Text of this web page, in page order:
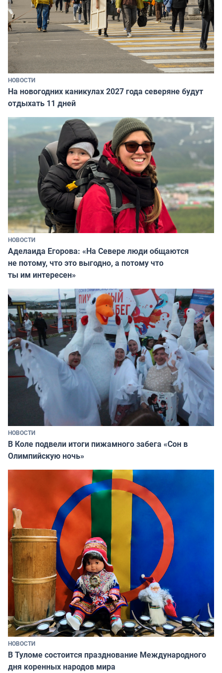
НОВОСТИ
На новогодних каникулах 2027 года северяне будут
отдыхать 11 дней
НОВОСТИ
Аделаида Егорова: «На Севере люди общаются
не потому, что это выгодно, а потому что
ты им интересен»
НОВОСТИ
В Коле подвели итоги пижамного забега «Сон в
Олимпийскую ночь»
НОВОСТИ
В Туломе состоится празднование Международного
дня коренных народов мира